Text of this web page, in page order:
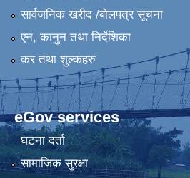
सार्वजनिक खरीद /बोलपत्र सूचना
एन, कानुन तथा निर्देशिका
कर तथा शुल्कहरु
eGov services
घटना दर्ता
सामाजिक सुरक्षा